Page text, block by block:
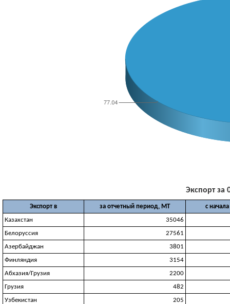
Экспорт за
Экспорт в за отчетный период, МТ
с
Казахстан
35046
Белоруссия
27561
Азербайджан
3801
Финляндия
3154
Абхазия/Грузия
2200
Грузия
482
Узбекистан
205